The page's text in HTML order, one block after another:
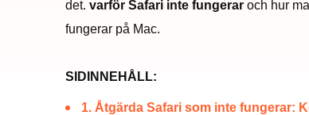
det. varför Safari inte fungerar och hur
fungerar på Mac.
SIDINNEHÅLL:
1. Åtgärda Safari som inte fungerar: